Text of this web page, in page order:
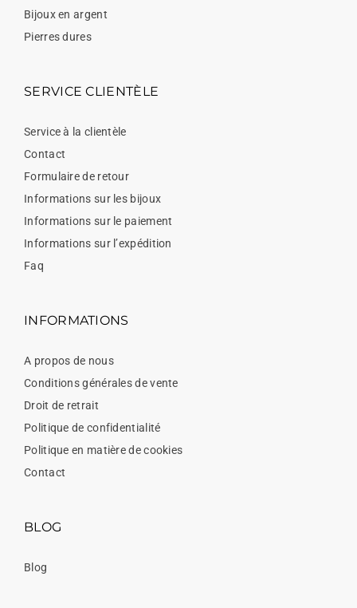
Bijoux en argent
Pierres dures
SERVICE CLIENTÈLE
Service à la clientèle
Contact
Formulaire de retour
Informations sur les bijoux
Informations sur le paiement
Informations sur l’expédition
Faq
INFORMATIONS
A propos de nous
Conditions générales de vente
Droit de retrait
Politique de confidentialité
Politique en matière de cookies
Contact
BLOG
Blog